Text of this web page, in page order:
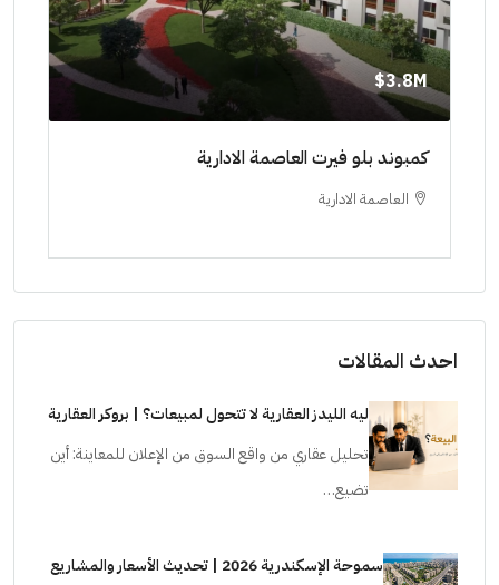
3.8M$
كمبوند بلو فيرت العاصمة الادارية
العاصمة الادارية
احدث المقالات
ليه الليدز العقارية لا تتحول لمبيعات؟ | بروكر العقارية
تحليل عقاري من واقع السوق من الإعلان للمعاينة: أين
تضيع…
سموحة الإسكندرية 2026 | تحديث الأسعار والمشاريع